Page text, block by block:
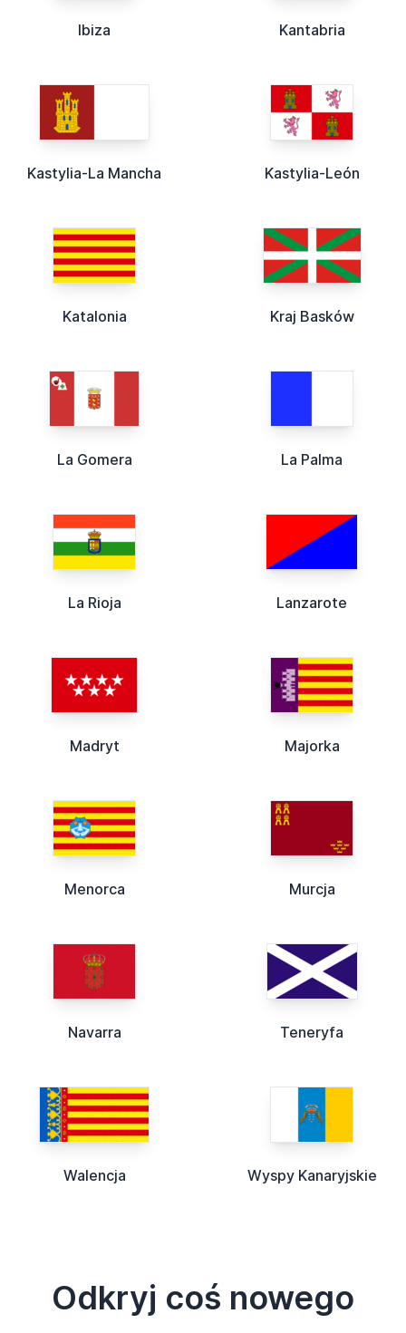
Ibiza Kantabria
Kastylia-La Mancha Kastylia-León
Katalonia Kraj Basków
La Gomera La Palma
La Rioja Lanzarote
Madryt Majorka
Menorca Murcja
Navarra Teneryfa
Walencja Wyspy Kanaryjskie
Odkryj coś nowego